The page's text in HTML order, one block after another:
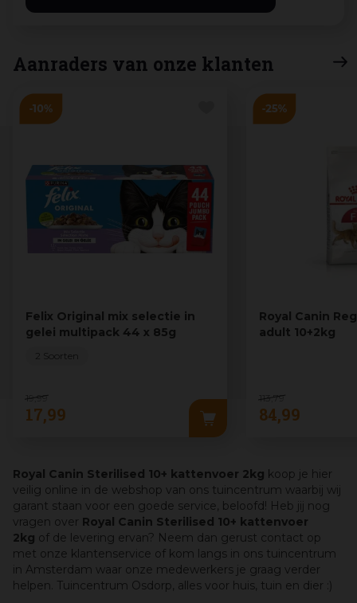
Aanraders van onze klanten
Felix Original mix selectie in
gelei multipack 44 x 85g
19 99
17,99
2 Soorten
Royal Canin
adult 10+2kg
113 ,79
84,99
Royal Canin Sterilised 10+ kattenvoer 2kg koop je hier
veilig online in de webshop van ons tuincentrum waarbij wij
garant staan voor een goede service, beloofd! Heb jij nog
vragen over Royal Canin Sterilised 10+ kattenvoer
2kg of de levering ervan? Neem dan gerust contact op
met onze klantenservice of kom langs in ons tuincentrum
in Amsterdam waar onze medewerkers je graag verder
helpen. Tuincentrum Osdorp, alles voor huis, tuin en dier :)